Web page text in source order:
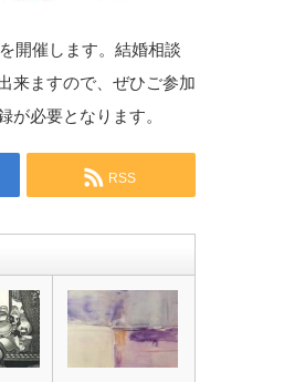
開催します。結婚相談
来ますので、ぜひご参加
が必要となります。
RSS